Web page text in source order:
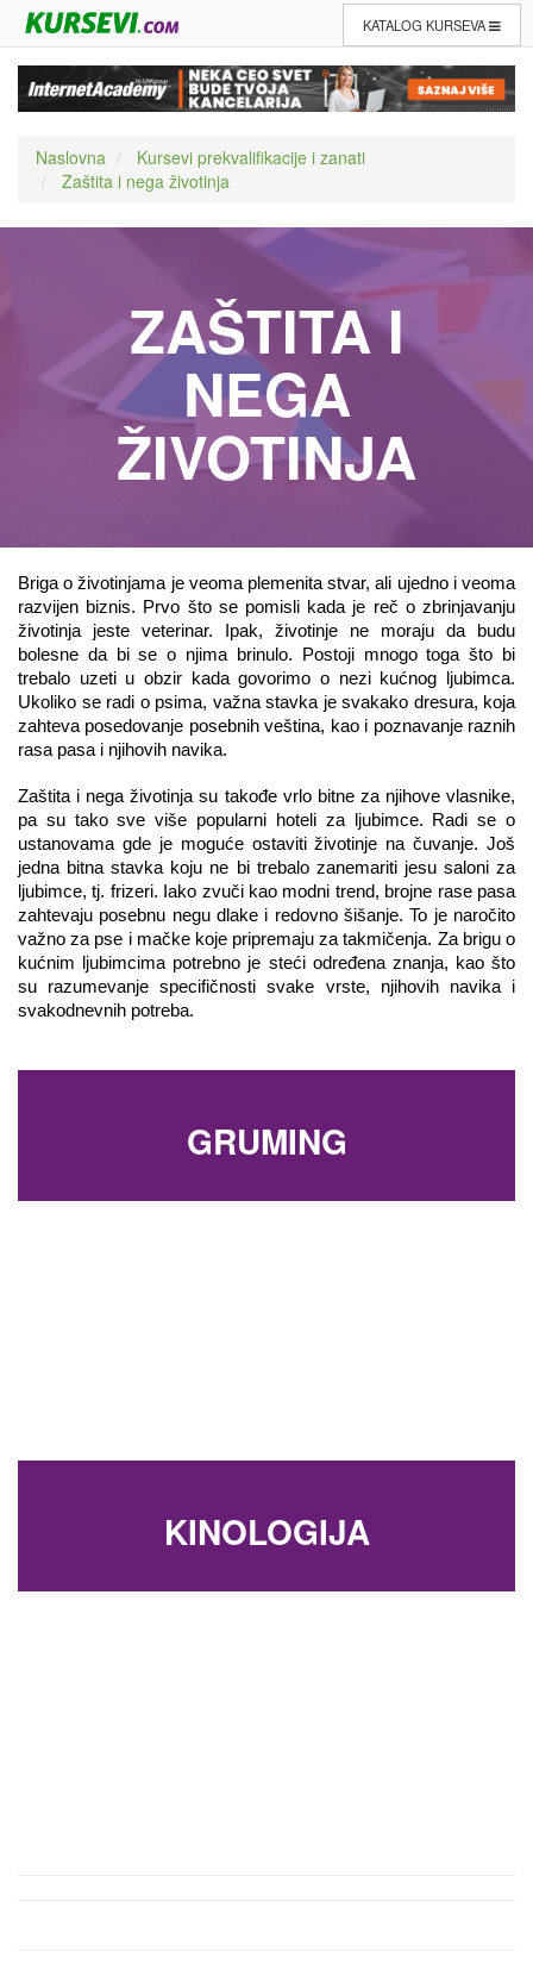
KATALOG KURSEVA
Naslovna
Kursevi prekvalifikacije i zanati
Zaštita i nega životinja
ZAŠTITA I
NEGA
ŽIVOTINJA
Briga o životinjama je veoma plemenita stvar, ali ujedno i veoma
razvijen biznis. Prvo što se pomisli kada je reč o zbrinjavanju
životinja jeste veterinar. Ipak, životinje ne moraju da budu
bolesne da bi se o njima brinulo. Postoji mnogo toga što bi
trebalo uzeti u obzir kada govorimo o nezi kućnog ljubimca.
Ukoliko se radi o psima, važna stavka je svakako dresura, koja
zahteva posedovanje posebnih veština, kao i poznavanje raznih
rasa pasa i njihovih navika.
Zaštita i nega životinja su takođe vrlo bitne za njihove vlasnike,
pa su tako sve više popularni hoteli za ljubimce. Radi se o
ustanovama gde je moguće ostaviti životinje na čuvanje. Još
jedna bitna stavka koju ne bi trebalo zanemariti jesu saloni za
ljubimce, tj. frizeri. Iako zvuči kao modni trend, brojne rase pasa
zahtevaju posebnu negu dlake i redovno šišanje. To je naročito
važno za pse i mačke koje pripremaju za takmičenja. Za brigu o
kućnim ljubimcima potrebno je steći određena znanja, kao što
su razumevanje specifičnosti svake vrste, njihovih navika i
svakodnevnih potreba.
GRUMING
KINOLOGIJA